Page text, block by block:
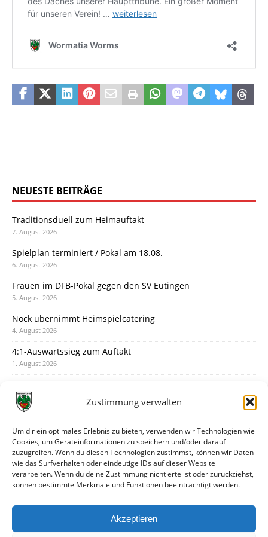
Zustimmung verwalten
Um dir ein optimales Erlebnis zu bieten, verwenden wir Technologien wie
Cookies, um Geräteinformationen zu speichern und/oder darauf
zuzugreifen. Wenn du diesen Technologien zustimmst, können wir Daten
wie das Surfverhalten oder eindeutige IDs auf dieser Website
verarbeiten. Wenn du deine Zustimmung nicht erteilst oder zurückziehst,
können bestimmte Merkmale und Funktionen beeinträchtigt werden.
Akzeptieren
NEUESTE BEITRÄGE
Traditionsduell zum Heimauftakt
7. August 2026
Spielplan terminiert / Pokal am 18.08.
6. August 2026
Frauen im DFB-Pokal gegen den SV Eutingen
5. August 2026
Nock übernimmt Heimspielcatering
4. August 2026
4:1-Auswärtssieg zum Auftakt
1. August 2026
31. Juli 2026
30. Juli 2026
Deine Spielminute: 89+1
28. Juli 2026
Neuer Rückensponsor
Neue Podcast-Folge: So tickt Björn!
27. Juli 2026